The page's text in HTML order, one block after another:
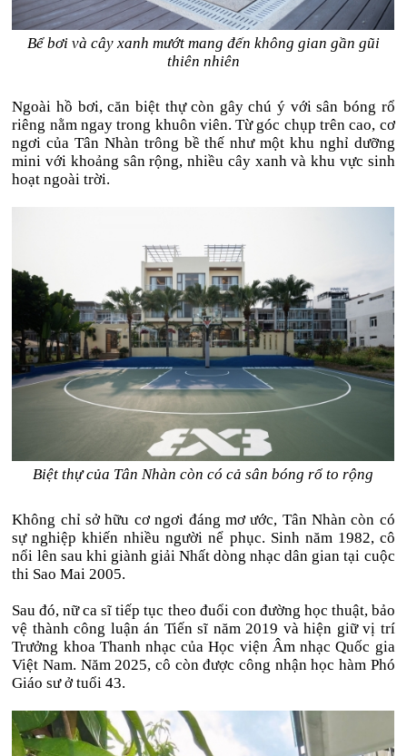
Bể bơi và cây xanh mướt mang đến không gian gần gũi
thiên nhiên
Ngoài hồ bơi, căn biệt thự còn gây chú ý với sân bóng rổ
riêng nằm ngay trong khuôn viên. Từ góc chụp trên cao, cơ
ngơi của Tân Nhàn trông bề thế như một khu nghỉ dưỡng
mini với khoảng sân rộng, nhiều cây xanh và khu vực sinh
hoạt ngoài trời.
Biệt thự của Tân Nhàn còn có cả sân bóng rổ to rộng
Không chỉ sở hữu cơ ngơi đáng mơ ước, Tân Nhàn còn có
sự nghiệp khiến nhiều người nể phục. Sinh năm 1982, cô
nổi lên sau khi giành giải Nhất dòng nhạc dân gian tại cuộc
thi Sao Mai 2005.
Sau đó, nữ ca sĩ tiếp tục theo đuổi con đường học thuật, bảo
vệ thành công luận án Tiến sĩ năm 2019 và hiện giữ vị trí
Trưởng khoa Thanh nhạc của Học viện Âm nhạc Quốc gia
Việt Nam. Năm 2025, cô còn được công nhận học hàm Phó
Giáo sư ở tuổi 43.